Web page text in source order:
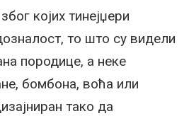
којих тинејџери
то што су видели
породице, а неке
бомбона, воћа или
тако да